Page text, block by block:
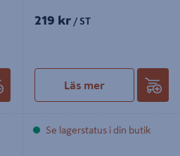
219 kr / ST
Läs mer
Se lagerstatus i din butik